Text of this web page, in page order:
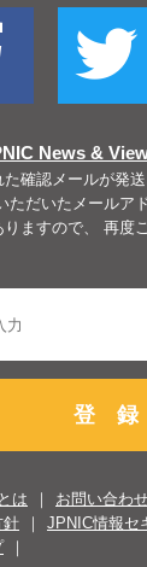
News &
確認メールが発
ただいたメールア
ますので、 再度
登 録
は お問い合わ
針
JPNIC情報セ